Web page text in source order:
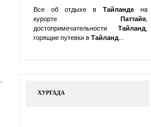
Все об отдыхе в Тайланде на
курорте Паттайя
достопримечательности Тайланд
горящие путевки в Тайланд
ХУРГАДА